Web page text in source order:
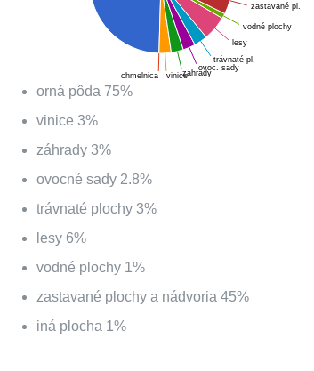
chmelnica vinicezáhrady
ovoc. sady
trávnaté pl.
lesy
vodné plochy
zastavané pl.
orná pôda 75%
vinice 3%
záhrady 3%
ovocné sady 2.8%
trávnaté plochy 3%
lesy 6%
vodné plochy 1%
zastavané plochy a nádvoria 45%
iná plocha 1%